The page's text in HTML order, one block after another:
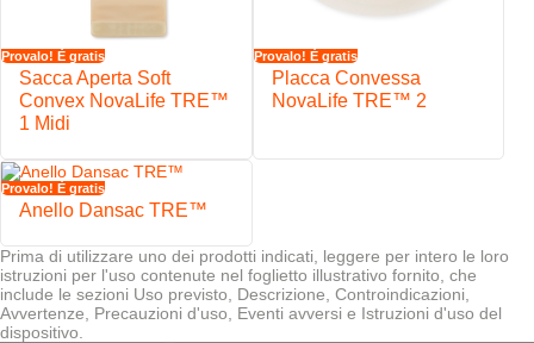
stomia con semplicità
Provalo! È gratis
Sacca Aperta Soft
Convex NovaLife TRE™
1 Midi
Provalo! È gratis
Placca Convessa
NovaLife TRE™ 2
Provalo! È gratis
Anello Dansac TRE™
Prima di utilizzare uno dei prodotti indicati, leggere per intero le loro
istruzioni per l'uso contenute nel foglietto illustrativo fornito, che
include le sezioni Uso previsto, Descrizione, Controindicazioni,
Avvertenze, Precauzioni d'uso, Eventi avversi e Istruzioni d'uso del
dispositivo.